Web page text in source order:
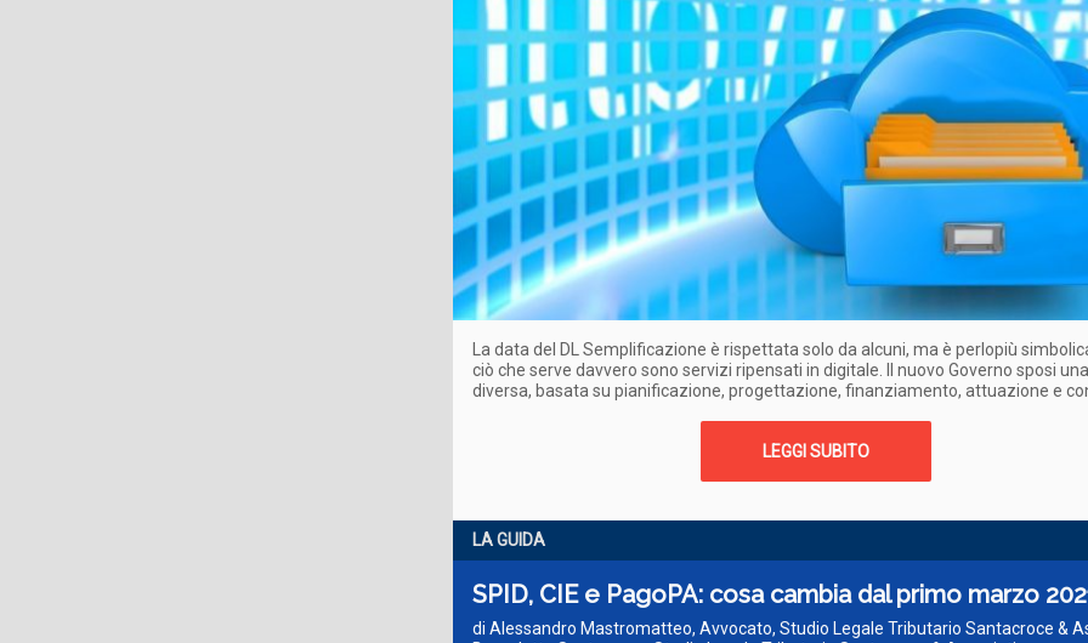
La data del DL Semplificazione è rispettata solo da alcuni, ma è perlopiù
ciò che serve davvero sono servizi ripensati in digitale. Il nuovo Governo sposi
diversa, basata su pianificazione, progettazione, finanziamento, attuazione e
LEGGI SUBITO
LA GUIDA
SPID, CIE e PagoPA: cosa cambia dal primo marzo
di Alessandro Mastromatteo, Avvocato, Studio Legale Tributario Santacroce &